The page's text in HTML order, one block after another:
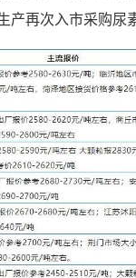
产再次入市采购尿